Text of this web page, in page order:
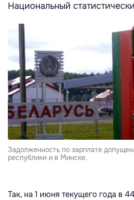
Национальный
Задолженность по зарплате
республики и в Минске.
Так, на 1 июня текущего года в